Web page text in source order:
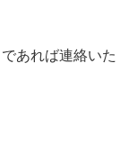
あれば連絡いた